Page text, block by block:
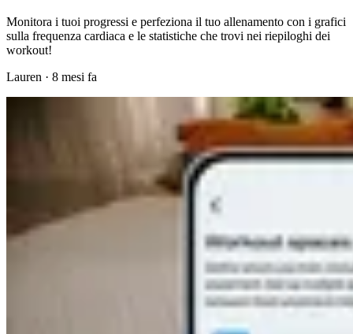
Monitora i tuoi progressi e perfeziona il tuo allenamento con i grafici
sulla frequenza cardiaca e le statistiche che trovi nei riepiloghi dei
workout!
Lauren · 8 mesi fa